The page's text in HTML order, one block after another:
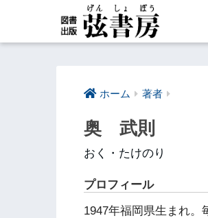
ホーム 著者
奥 武則
おく・たけのり
プロフィール
1947年福岡県生まれ。